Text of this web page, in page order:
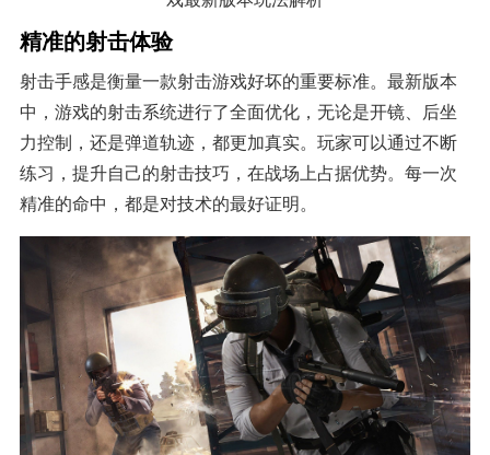
精准的射击体验
射击手感是衡量一款射击游戏好坏的重要标准。最新版本
中，游戏的射击系统进行了全面优化，无论是开镜、后坐
力控制，还是弹道轨迹，都更加真实。玩家可以通过不断
练习，提升自己的射击技巧，在战场上占据优势。每一次
精准的命中，都是对技术的最好证明。